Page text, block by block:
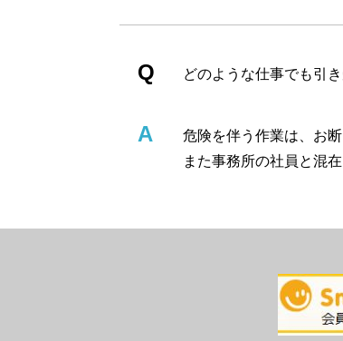
どのような仕事でも引
危険を伴う作業は、お
また事務所の社員と混